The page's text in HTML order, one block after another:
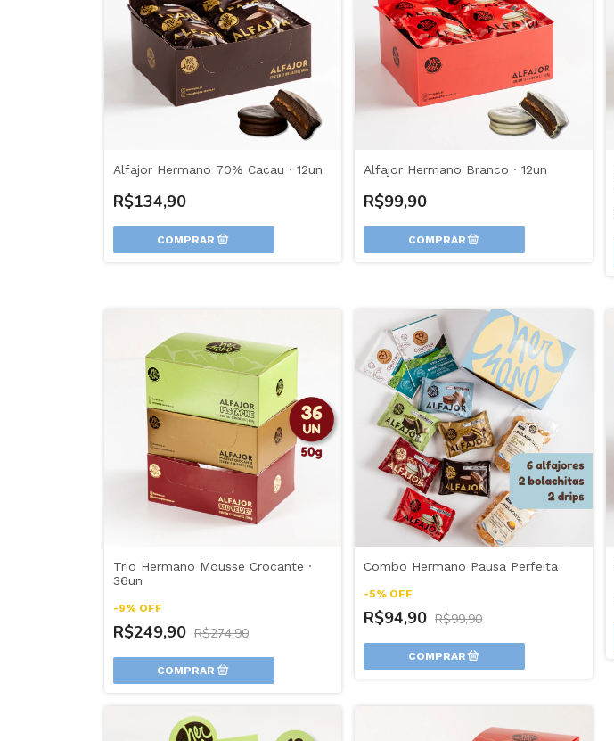
Alfajor Hermano 70% Cacau · 12un
R$134,90
Alfajor Hermano Branco · 12un
R$99,90
Trio Hermano Mousse Crocante ·
36un
-9% OFF
R$249,90 R$274,90
Combo Hermano Pausa Perfeita
-5% OFF
R$94,90 R$99,90